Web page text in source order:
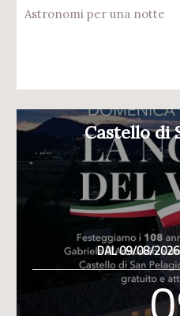
Astronomi per una notte
Castello di
DAL 09/08/